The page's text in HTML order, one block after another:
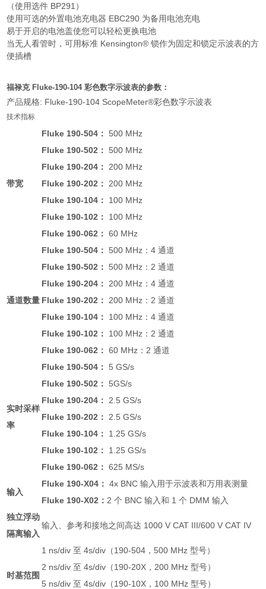
（使用选件 BP291）
使用可选的外置电池充电器 EBC290 为备用电池充电
易于开启的电池盖使您可以轻松更换电池
当无人看管时，可用标准 Kensington® 锁作为固定和锁定示波表的方
便插槽
福禄克 Fluke-190-104 彩色数字示波表的参数：
产品规格: Fluke-190-104 ScopeMeter®彩色数字示波表
技术指标
带宽
Fluke 190-504： 500 MHz
Fluke 190-502：500 MHz
Fluke 190-204：
200 MHz
Fluke 190-202：
200 MHz
Fluke 190-104：
100 MHz
Fluke 190-102：
100 MHz
Fluke 190-062： 60 MHz
通道数量
Fluke 190-504 ：500 MHz：4 通道
Fluke 190-502：500 MHz：2 通道
Fluke 190-204 ： 200 MHz：4 通道
Fluke 190-202：
200 MHz：2 通道
Fluke 190-104：
100 MHz：4 通道
Fluke 190-102：
100 MHz：2 通道
Fluke 190-062： 60 MHz：2 通道
实时采样
率
Fluke 190-504： 5 GS/s
Fluke 190-502：5GS/s
Fluke 190-204：
2.5 GS/s
Fluke 190-202：
2.5 GS/s
Fluke 190-104： 1.25 GS/s
Fluke 190-102：
1.25 GS/s
Fluke 190-062： 625 MS/s
输入
Fluke 190-X04： 4x BNC 输入用于示波表和万用表测量
Fluke 190-X02： 2 个 BNC 输入和 1 个 DMM 输入
独立浮动
隔离输入
输入、参考和接地之间高达 1000 V CAT III/600 V CAT IV
时基范围
1 ns/div 至 4s/div（190-504，500 MHz 型号）
2 ns/div 至 4s/div（190-20X，200 MHz 型号）
5 ns/div 至 4s/div（190-10X，100 MHz 型号）